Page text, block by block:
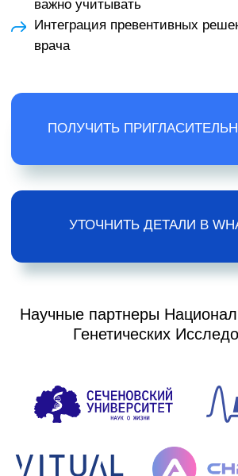
Научные партнеры Национального Центра
Генетических Исследований